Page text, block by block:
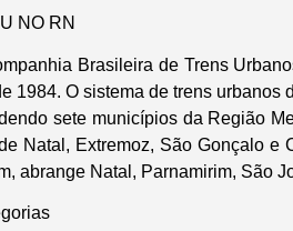
NO RN
Brasileira de Trens
1984. O sistema de trens
sete municípios da Região
Natal, Extremoz, São Gonçalo e
abrange Natal, Parnamirim, São